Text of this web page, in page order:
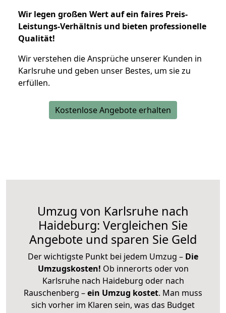
Wir legen großen Wert auf ein faires Preis-
Leistungs-Verhältnis und bieten professionelle
Qualität!
Wir verstehen die Ansprüche unserer Kunden in
Karlsruhe und geben unser Bestes, um sie zu
erfüllen.
Kostenlose Angebote erhalten
Umzug von Karlsruhe nach
Haideburg: Vergleichen Sie
Angebote und sparen Sie Geld
Der wichtigste Punkt bei jedem Umzug – Die
Umzugskosten! Ob innerorts oder von
Karlsruhe nach Haideburg oder nach
Rauschenberg –ein Umzug kostet. Man muss
sich vorher im Klaren sein, was das Budget